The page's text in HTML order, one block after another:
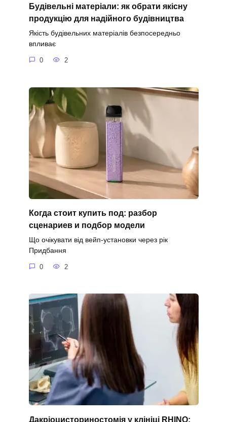
Будівельні матеріали: як обрати якісну
продукцію для надійного будівництва
Якість будівельних матеріалів безпосередньо
впливає
0 2
Когда стоит купить под: разбор
сценариев и подбор модели
Що очікувати від вейп-установки через рік
Придбання
0 2
Дакріоцисториностомія у клініці RHINO: